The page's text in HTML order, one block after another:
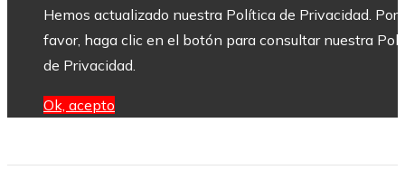
Hemos actualizado nuestra Política de Privacidad. Por
favor, haga clic en el botón para consultar nuestra
de Privacidad.
Ok, acepto